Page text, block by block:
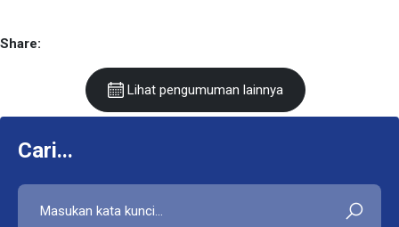
Share:
Lihat pengumuman lainnya
Cari...